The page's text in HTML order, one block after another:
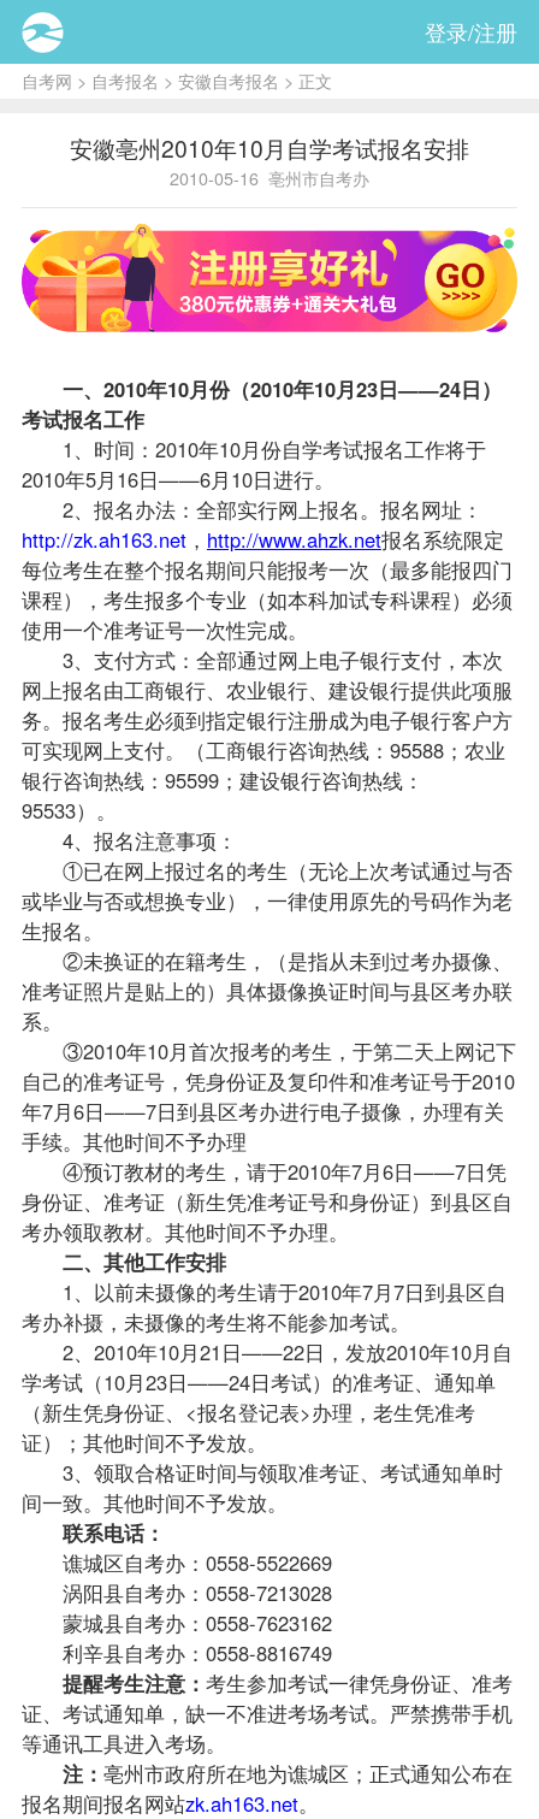
登录/注册
自考网 > 自考报名 > 安徽自考报名 > 正文
安徽亳州2010年10月自学考试报名安排
2010-05-16 亳州市自考办
一、2010年10月份（2010年10月23日——24日）
考试报名工作
1、时间：2010年10月份自学考试报名工作将于
2010年5月16日——6月10日进行。
2、报名办法：全部实行网上报名。报名网址：
http://zk.ah163.net， http://www.ahzk.net报名系统限定
每位考生在整个报名期间只能报考一次（最多能报四门
课程），考生报多个专业（如本科加试专科课程）必须
使用一个准考证号一次性完成。
3、支付方式：全部通过网上电子银行支付，本次
网上报名由工商银行、农业银行、建设银行提供此项服
务。报名考生必须到指定银行注册成为电子银行客户方
可实现网上支付。（工商银行咨询热线：95588；农业
银行咨询热线：95599；建设银行咨询热线：
95533）。
4、报名注意事项：
①已在网上报过名的考生（无论上次考试通过与否
或毕业与否或想换专业），一律使用原先的号码作为老
生报名。
②未换证的在籍考生，（是指从未到过考办摄像、
准考证照片是贴上的）具体摄像换证时间与县区考办联
系。
③2010年10月首次报考的考生，于第二天上网记下
自己的准考证号，凭身份证及复印件和准考证号于2010
年7月6日——7日到县区考办进行电子摄像，办理有关
手续。其他时间不予办理
④预订教材的考生，请于2010年7月6日——7日凭
身份证、准考证（新生凭准考证号和身份证）到县区自
考办领取教材。其他时间不予办理。
二、其他工作安排
1、以前未摄像的考生请于2010年7月7日到县区自
考办补摄，未摄像的考生将不能参加考试。
2、2010年10月21日——22日，发放2010年10月自
学考试（10月23日——24日考试）的准考证、通知单
（新生凭身份证、<报名登记表>办理，老生凭准考
证）；其他时间不予发放。
3、领取合格证时间与领取准考证、考试通知单时
间一致。其他时间不予发放。
联系电话：
谯城区自考办：0558-5522669
涡阳县自考办：0558-7213028
蒙城县自考办：0558-7623162
利辛县自考办：0558-8816749
提醒考生注意： 考生参加考试一律凭身份证、准考
证、考试通知单，缺一不准进考场考试。严禁携带手机
等通讯工具进入考场。
注： 亳州市政府所在地为谯城区；正式通知公布在
报名期间报名网站zk.ah163.net。